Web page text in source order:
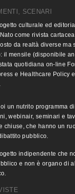
SCENARI
culturale ed
come rivista
da realtà diverse ma
il mensile (disponibile
quotidiana on-line
e Healthcare Policy
un nutrito programma
webinair, seminari e
chiuse, che hanno un
pubblico.
indipendente che
e non è organo di